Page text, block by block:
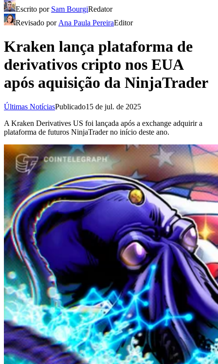
Escrito por Sam BourgiRedator
Revisado por Ana Paula PereiraEditor
Kraken lança plataforma de
derivativos cripto nos EUA
após aquisição da NinjaTrader
Últimas NotíciasPublicado15 de jul. de 2025
A Kraken Derivatives US foi lançada após a exchange adquirir a
plataforma de futuros NinjaTrader no início deste ano.